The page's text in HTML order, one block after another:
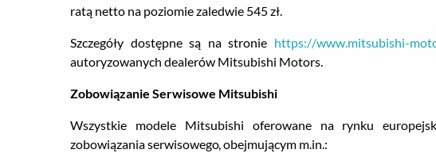
ratą netto na poziomie zaledwie 545 zł.
Szczegóły dostępne są na stronie https://www.mitsubishi-
autoryzowanych dealerów Mitsubishi Motors.
Zobowiązanie Serwisowe Mitsubishi
Wszystkie modele Mitsubishi oferowane na rynku
zobowiązania serwisowego, obejmującym m.in.: